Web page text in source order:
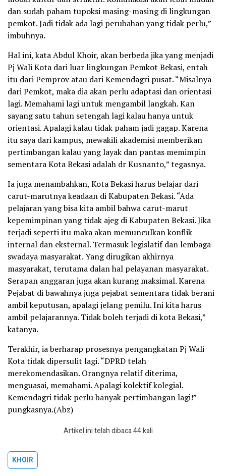
dan sudah paham tupoksi masing-masing di lingkungan
pemkot. Jadi tidak ada lagi perubahan yang tidak perlu,”
imbuhnya.
Hal ini, kata Abdul Khoir, akan berbeda jika yang menjadi
Pj Wali Kota dari luar lingkungan Pemkot Bekasi, entah
itu dari Pemprov atau dari Kemendagri pusat. “Misalnya
dari Pemkot, maka dia akan perlu adaptasi dan orientasi
lagi. Memahami lagi untuk mengambil langkah. Kan
sayang satu tahun setengah lagi kalau hanya untuk
orientasi. Apalagi kalau tidak paham jadi gagap. Karena
itu saya dari kampus, mewakili akademisi memberikan
pertimbangan kalau yang layak dan pantas memimpin
sementara Kota Bekasi adalah dr Kusnanto,” tegasnya.
Ia juga menambahkan, Kota Bekasi harus belajar dari
carut-marutnya keadaan di Kabupaten Bekasi. “Ada
pelajaran yang bisa kita ambil bahwa carut-marut
kepemimpinan yang tidak ajeg di Kabupaten Bekasi. Jika
terjadi seperti itu maka akan memunculkan konflik
internal dan eksternal. Termasuk legislatif dan lembaga
swadaya masyarakat. Yang dirugikan akhirnya
masyarakat, terutama dalan hal pelayanan masyarakat.
Serapan anggaran juga akan kurang maksimal. Karena
Pejabat di bawahnya juga pejabat sementara tidak berani
ambil keputusan, apalagi jelang pemilu. Ini kita harus
ambil pelajarannya. Tidak boleh terjadi di kota Bekasi,”
katanya.
Terakhir, ia berharap prosesnya pengangkatan Pj Wali
Kota tidak dipersulit lagi. “DPRD telah
merekomendasikan. Orangnya relatif diterima,
menguasai, memahami. Apalagi kolektif kolegial.
Kemendagri tidak perlu banyak pertimbangan lagi!”
pungkasnya.(Abz)
Artikel ini telah dibaca 44 kali
KHOIR